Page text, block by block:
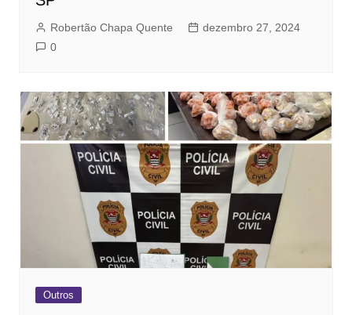
Robertão Chapa Quente
dezembro 27, 2024
0
Outros